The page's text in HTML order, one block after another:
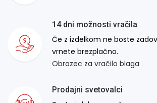
14 dni možnosti vračila
Če z izdelkom ne boste
vrnete brezplačno.
Obrazec za vračilo blaga
Prodajni svetovalci